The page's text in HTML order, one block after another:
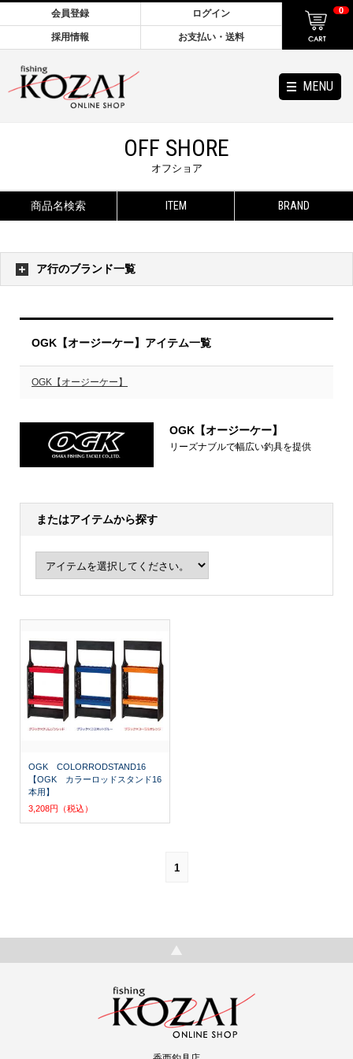
MENU
会員登録 ログイン
採用情報 お支払い・送料
0
OFF SHORE
オフショア
商品名検索 ITEM BRAND
ア行のブランド一覧
OGK【オージーケー】アイテム一覧
OGK【オージーケー】
OGK【オージーケー】
リーズナブルで幅広い釣具を提供
またはアイテムから探す
OGK COLORRODSTAND16
【OGK カラーロッドスタンド16
本用】
3,208円（税込）
1